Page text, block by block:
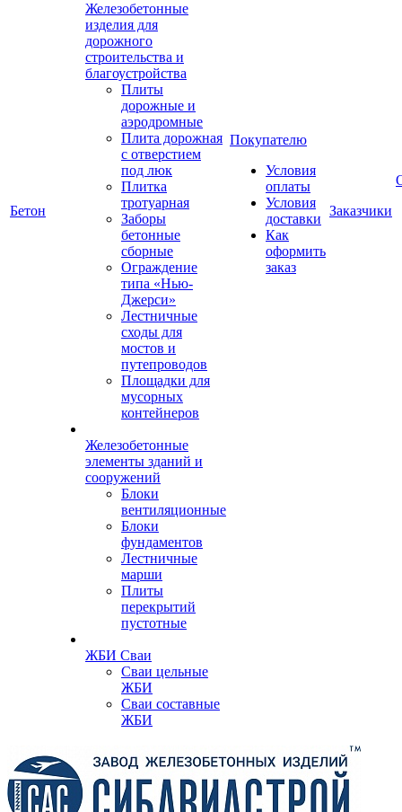
Бетон
Железобетонные
изделия для
дорожного
строительства и
благоустройства
Плиты
дорожные и
аэродромные
Плита дорожная
с отверстием
под люк
Плитка
тротуарная
Заборы
бетонные
сборные
Ограждение
типа «Нью-
Джерси»
Лестничные
сходы для
мостов и
путепроводов
Площадки для
мусорных
контейнеров
Железобетонные
элементы зданий и
сооружений
Блоки
вентиляционные
Блоки
фундаментов
Лестничные
марши
Плиты
перекрытий
пустотные
ЖБИ Сваи
Сваи цельные
ЖБИ
Сваи составные
ЖБИ
Покупателю
Условия
оплаты
Условия
доставки
Как
оформить
заказ
Заказчики